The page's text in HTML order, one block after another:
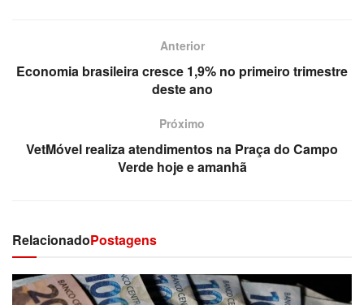
Anterior
Economia brasileira cresce 1,9% no primeiro trimestre
deste ano
Próximo
VetMóvel realiza atendimentos na Praça do Campo
Verde hoje e amanhã
RelacionadoPostagens